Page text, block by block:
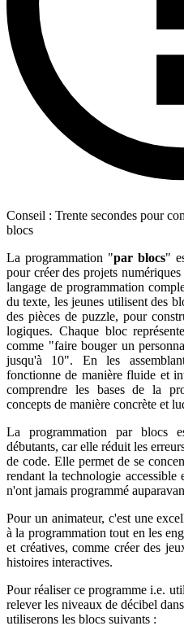
Conseil : Trente secondes pour
blocs
La programmation "par blocs"
pour créer des projets
langage de programmation
du texte, les jeunes utilisent des
des pièces de puzzle, pour
logiques. Chaque bloc
comme "faire bouger un
jusqu'à 10". En les
fonctionne de manière fluide et
comprendre les bases de la
concepts de manière concrète et
La programmation par blocs
débutants, car elle réduit les
de code. Elle permet de se
rendant la technologie accessible
n'ont jamais programmé
Pour un animateur, c'est une
à la programmation tout en les
et créatives, comme créer des
histoires interactives.
Pour réaliser ce programme i.e.
relever les niveaux de décibel
utiliserons les blocs suivants :